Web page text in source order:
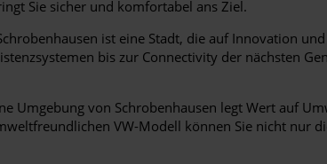
Sie sicher und komfortabel ans Ziel.
ist eine Stadt, die auf Innovation
bis zur Connectivity der nächsten
Umgebung von Schrobenhausen legt Wert auf
VW-Modell können Sie nicht nur